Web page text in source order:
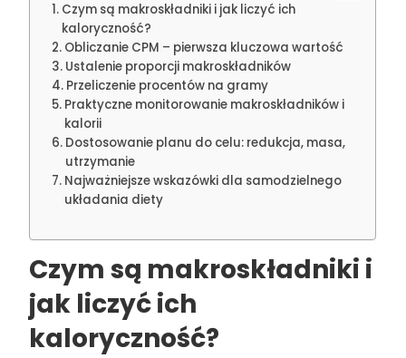
Czym są makroskładniki i jak liczyć ich
kaloryczność?
Obliczanie CPM – pierwsza kluczowa wartość
Ustalenie proporcji makroskładników
Przeliczenie procentów na gramy
Praktyczne monitorowanie makroskładników i
kalorii
Dostosowanie planu do celu: redukcja, masa,
utrzymanie
Najważniejsze wskazówki dla samodzielnego
układania diety
Czym są makroskładniki i
jak liczyć ich
kaloryczność?